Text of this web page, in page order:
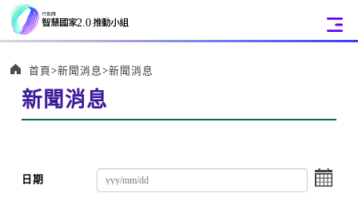
首頁 新聞消息 新聞消息
新聞消息
日期
選
擇